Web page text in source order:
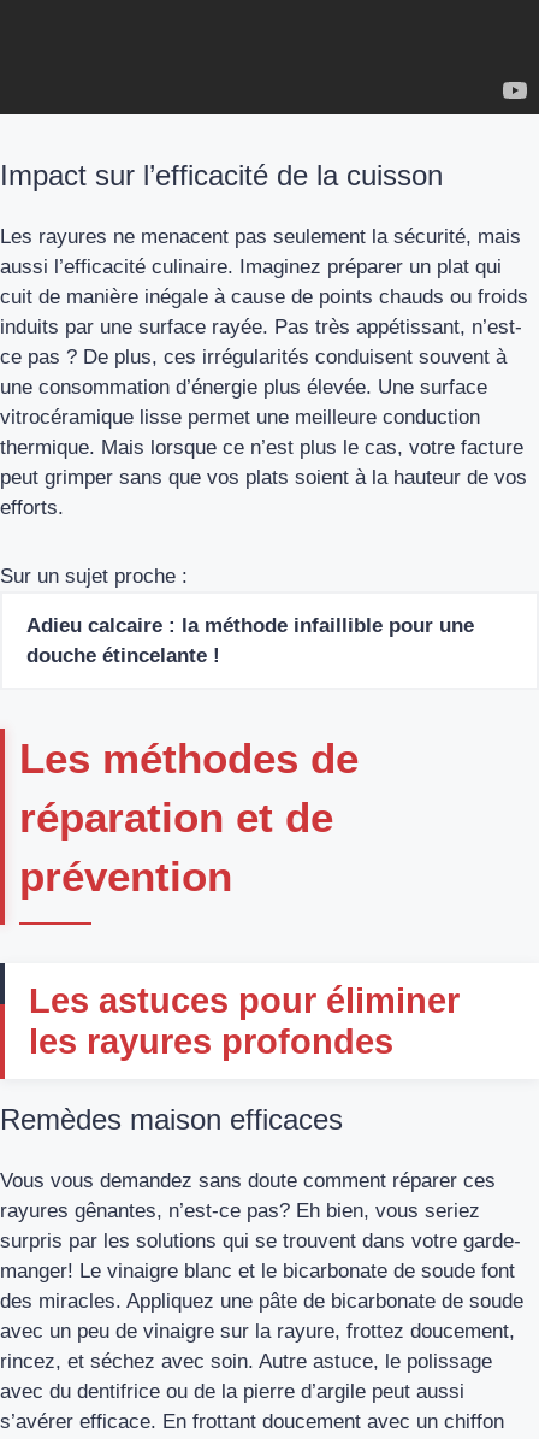
Impact sur l’efficacité de la cuisson
Les rayures ne menacent pas seulement la sécurité, mais
aussi l’efficacité culinaire. Imaginez préparer un plat qui
cuit de manière inégale à cause de points chauds ou froids
induits par une surface rayée. Pas très appétissant, n’est-
ce pas ? De plus, ces irrégularités conduisent souvent à
une consommation d’énergie plus élevée. Une surface
vitrocéramique lisse permet une meilleure conduction
thermique. Mais lorsque ce n’est plus le cas, votre facture
peut grimper sans que vos plats soient à la hauteur de vos
efforts.
Sur un sujet proche :
Adieu calcaire : la méthode infaillible pour une
douche étincelante !
Les méthodes de
réparation et de
prévention
Les astuces pour éliminer
les rayures profondes
Remèdes maison efficaces
Vous vous demandez sans doute comment réparer ces
rayures gênantes, n’est-ce pas? Eh bien, vous seriez
surpris par les solutions qui se trouvent dans votre garde-
manger! Le vinaigre blanc et le bicarbonate de soude font
des miracles. Appliquez une pâte de bicarbonate de soude
avec un peu de vinaigre sur la rayure, frottez doucement,
rincez, et séchez avec soin. Autre astuce, le polissage
avec du dentifrice ou de la pierre d’argile peut aussi
s’avérer efficace. En frottant doucement avec un chiffon